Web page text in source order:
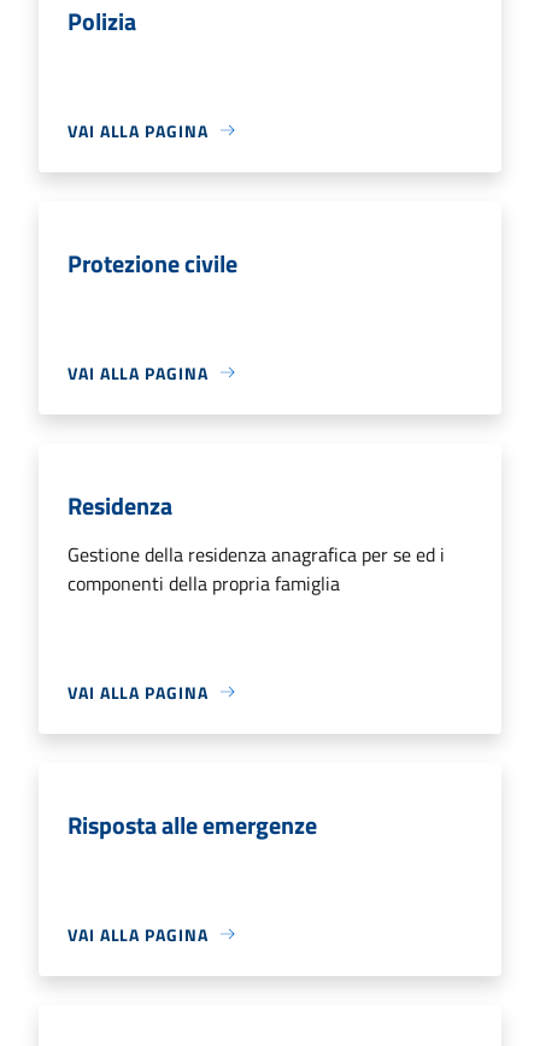
Polizia
VAI ALLA PAGINA
Protezione civile
VAI ALLA PAGINA
Residenza
Gestione della residenza anagrafica per se ed i
componenti della propria famiglia
VAI ALLA PAGINA
Risposta alle emergenze
VAI ALLA PAGINA